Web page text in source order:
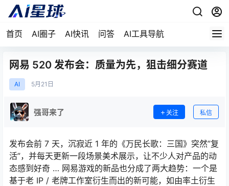
首页 AI圈子 AI快讯 问答 AI工具导航
网易 520 发布会：质量为先，狙击细分赛道
AI 5月 21日
强哥来了 关注 私信
发布会前 7 天，沉寂近 1 年的《万民长歌：三国》突然”复
活”，并每天更新一段场景美术展示，让不少人对产品的动
态感到好奇 … 网易游戏的新品也分成了两大趋势：一个是
基于老 IP / 老牌工作室衍生而出的新可能，如由率土衍生